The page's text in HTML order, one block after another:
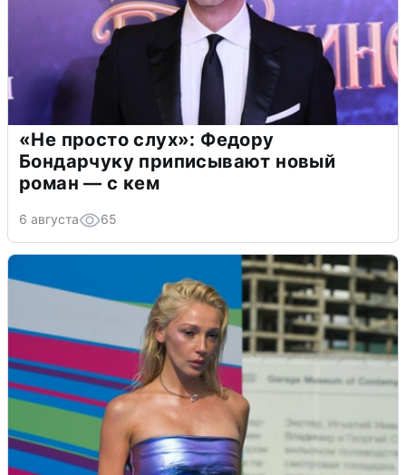
«Не просто слух»: Федору
Бондарчуку приписывают новый
роман — с кем
6 августа 65